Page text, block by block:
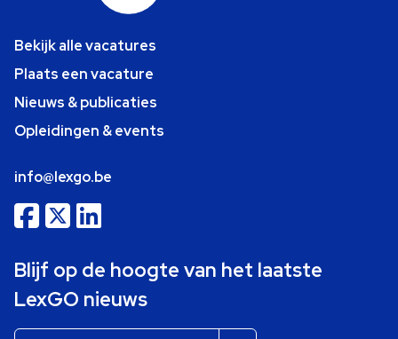
Bekijk alle vacatures
Plaats een vacature
Nieuws & publicaties
Opleidingen & events
info@lexgo.be
Blijf op de hoogte van het laatste
LexGO nieuws